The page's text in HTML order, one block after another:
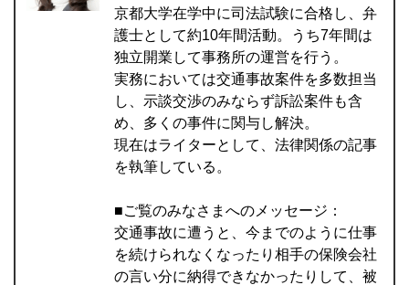
京都大学在学中に司法試験に合格し、弁
護士として約10年間活動。うち7年間は
独立開業して事務所の運営を行う。
実務においては交通事故案件を多数担当
し、示談交渉のみならず訴訟案件も含
め、多くの事件に関与し解決。
現在はライターとして、法律関係の記事
を執筆している。
■ご覧のみなさまへのメッセージ：
交通事故に遭うと、今までのように仕事
を続けられなくなったり相手の保険会社
の言い分に納得できなかったりして、被